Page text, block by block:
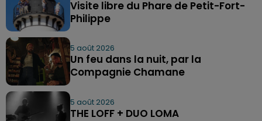
Visite libre du Phare de Petit-Fort-
Philippe
5 août 2026
Un feu dans la nuit, par la
Compagnie Chamane
5 août 2026
THE LOFF + DUO LOMA